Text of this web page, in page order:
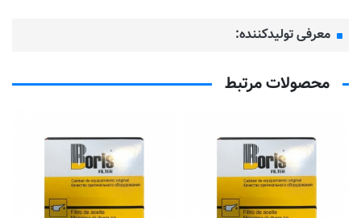
معرفی تولیدکننده:
محصولات مرتبط